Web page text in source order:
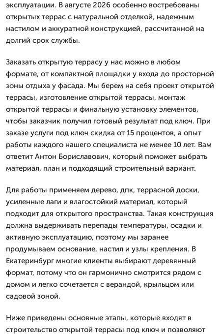
эксплуатации. В августе 2026 особенно востребованы
открытых террас с натуральной отделкой, надежным
настилом и аккуратной конструкцией, рассчитанной на
долгий срок службы.
Заказать открытую террасу у нас можно в любом
формате, от компактной площадки у входа до просторной
зоны отдыха у фасада. Мы берем на себя проект открытой
террасы, изготовление открытой террасы, монтаж
открытой террасы и финальную установку элементов,
чтобы заказчик получил готовый результат под ключ. При
заказе услуги под ключ скидка от 15 процентов, а опыт
работы каждого нашего специалиста не менее 10 лет. Вам
ответит Антон Бориславович, который поможет выбрать
материал, план и подходящий строительный вариант.
Для работы применяем дерево, дпк, террасной доски,
усиленные лаги и влагостойкий материал, который
подходит для открытого пространства. Такая конструкция
должна выдерживать перепады температуры, осадки и
активную эксплуатацию, поэтому мы заранее
продумываем основание, настил и узлы крепления. В
Екатеринбург многие клиенты выбирают деревянный
формат, потому что он гармонично смотрится рядом с
домом и легко сочетается с верандой, крыльцом или
садовой зоной.
Ниже приведены основные этапы, которые входят в
строительство открытой террасы под ключ и позволяют